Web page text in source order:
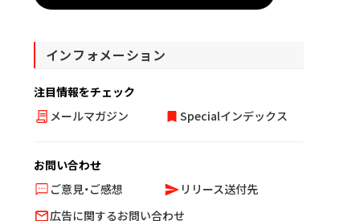
インフォメーション
注目情報をチェック
メールマガジン
Specialインデックス
お問い合わせ
ご意見・ご感想
リリース送付先
広告に関するお問い合わせ